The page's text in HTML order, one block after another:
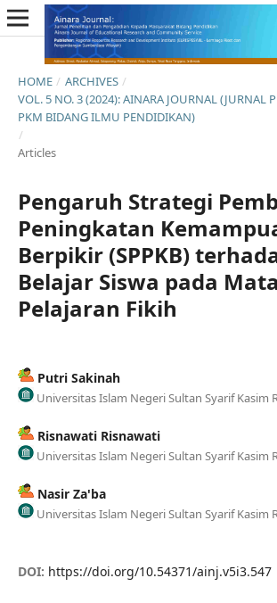
HOME / ARCHIVES /
VOL. 5 NO. 3 (2024): AINARA JOURNAL (JURNAL
PKM BIDANG ILMU PENDIDIKAN)
/
Articles
Pengaruh Strategi
Peningkatan
Berpikir (SPPKB)
Belajar Siswa pada Mata
Pelajaran Fikih
Putri Sakinah
Universitas Islam Negeri Sultan Syarif Kasim
Risnawati Risnawati
Universitas Islam Negeri Sultan Syarif Kasim
Nasir Za'ba
Universitas Islam Negeri Sultan Syarif Kasim
DOI: https://doi.org/10.54371/ainj.v5i3.547